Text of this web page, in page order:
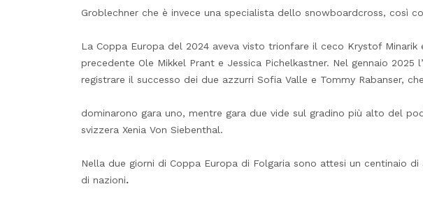
Groblechner che è invece una specialista dello snowboardcross, così
La Coppa Europa del 2024 aveva visto trionfare il ceco Krystof Minarik
precedente Ole Mikkel Prant e Jessica Pichelkastner. Nel gennaio
registrare il successo dei due azzurri Sofia Valle e Tommy Rabanser, che
dominarono gara uno, mentre gara due vide sul gradino più alto del
svizzera Xenia Von Siebenthal.
Nella due giorni di Coppa Europa di Folgaria sono attesi un centinaio
di nazioni.